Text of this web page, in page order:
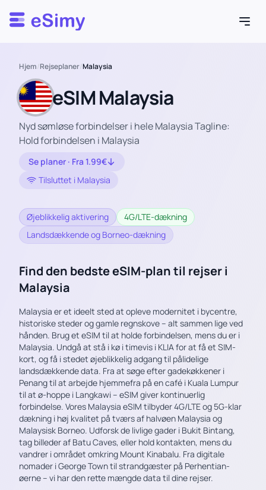
Esimy
Hjem/Rejseplaner/Malaysia
eSIM Malaysia
Nyd sømløse forbindelser i hele Malaysia Tagline:
Hold forbindelsen i Malaysia
Se planer · Fra 1.99€
Tilsluttet i Malaysia
Øjeblikkelig aktivering
4G/LTE-dækning
Landsdækkende og Borneo-dækning
Find den bedste eSIM-plan til rejser i
Malaysia
Malaysia er et ideelt sted at opleve modernitet i bycentre,
historiske steder og gamle regnskove – alt sammen lige ved
hånden. Brug et eSIM til at holde forbindelsen, mens du er i
Malaysia. Undgå at stå i kø i timevis i KLIA for at få et SIM-
kort, og få i stedet øjeblikkelig adgang til pålidelige
landsdækkende data. Fra at søge efter gadekøkkener i
Penang til at arbejde hjemmefra på en café i Kuala Lumpur
til at ø-hoppe i Langkawi – eSIM giver kontinuerlig
forbindelse. Vores Malaysia eSIM tilbyder 4G/LTE og 5G-klar
dækning i høj kvalitet på tværs af halvøen Malaysia og
Malaysisk Borneo. Udforsk de livlige gader i Bukit Bintang,
tag billeder af Batu Caves, eller hold kontakten, mens du
vandrer i området omkring Mount Kinabalu. Fra digitale
nomader i George Town til strandgæster på Perhentian-
øerne – vi har den rette mængde data til dine rejser.